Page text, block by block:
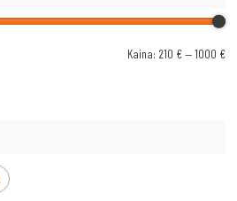
Kaina: 210 €—1000 €